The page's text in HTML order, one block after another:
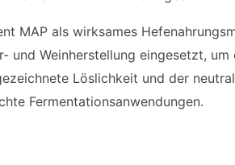
MAP als wirksames
und Weinherstellung eingesetzt,
Löslichkeit und der
Fermentationsanwendungen.